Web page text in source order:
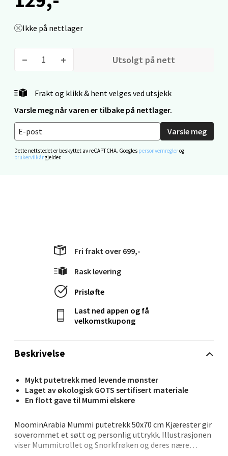
Ikke på nettlager
Utsolgt på nett
Frakt og klikk & hent velges ved utsjekk
Varsle meg når varen er tilbake på nettlager.
Varsle meg
Dette nettstedet er beskyttet av reCAPTCHA. Googles personvernreglerog
brukervilkårgjelder.
Beskrivelse
Mykt putetrekk med levende mønster
Laget av økologisk GOTS sertifisert materiale
En flott gave til Mummi elskere
MoominArabia Mummi putetrekk 50x70 cm Kjærester gir
soverommet et søtt og personlig uttrykk. Illustrasjonen
viser Mummitrollet og Snorkfrøken og deres nære
Fri frakt over 699,-
Rask levering
Prisløfte
Last ned appen og få
velkomstkupong
Mo i Rana - Thon Senter Mo i Rana
Fridtjof Nansensgate 22, 8622 Mo i Rana
Ålesund - Thon Senter Moa
Molde - Moldetorget
Torget 1, 6413 Molde
Åpent i dag 10-20
0 i butikk
Narvik - Thon Senter Malmporten
Bolagsgata 1, 8514 Narvik